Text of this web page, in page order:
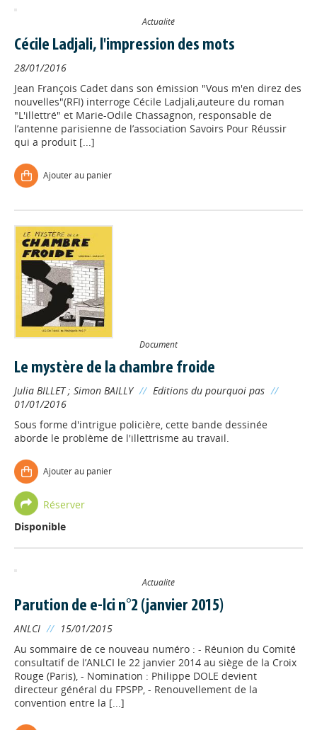
Actualité
Cécile Ladjali, l'impression des mots
28/01/2016
Jean François Cadet dans son émission "Vous m'en direz des
nouvelles"(RFI) interroge Cécile Ladjali,auteure du roman
"L'illettré" et Marie-Odile Chassagnon, responsable de
l’antenne parisienne de l’association Savoirs Pour Réussir
qui a produit [...]
Ajouter au panier
Document
Le mystère de la chambre froide
Julia BILLET; Simon BAILLY // Editions du pourquoi pas //
01/01/2016
Sous forme d'intrigue policière, cette bande dessinée
aborde le problème de l'illettrisme au travail.
Ajouter au panier
Réserver
Disponible
Actualité
Parution de e-lci n°2 (janvier 2015)
ANLCI // 15/01/2015
Au sommaire de ce nouveau numéro : - Réunion du Comité
consultatif de l’ANLCI le 22 janvier 2014 au siège de la Croix
Rouge (Paris), - Nomination : Philippe DOLE devient
directeur général du FPSPP, - Renouvellement de la
convention entre la [...]